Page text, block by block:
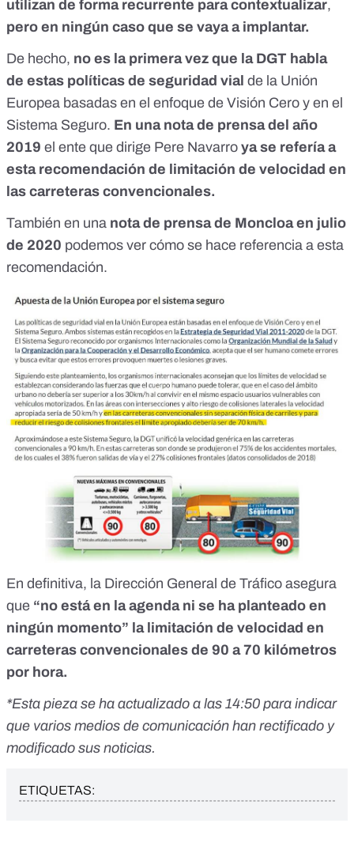
utilizan de forma recurrente para contextualizar,
pero en ningún caso que se vaya a implantar.
De hecho, no es la primera vez que la DGT habla
de estas políticas de seguridad vial de la Unión
Europea basadas en el enfoque de Visión Cero y en el
Sistema Seguro. En una nota de prensa del año
2019 el ente que dirige Pere Navarro ya se refería a
esta recomendación de limitación de velocidad en
las carreteras convencionales.
También en una nota de prensa de Moncloa en julio
de 2020 podemos ver cómo se hace referencia a esta
recomendación.
En definitiva, la Dirección General de Tráfico asegura
que “no está en la agenda ni se ha planteado en
ningún momento” la limitación de velocidad en
carreteras convencionales de 90 a 70 kilómetros
por hora.
*Esta pieza se ha actualizado a las 14:50 para indicar
que varios medios de comunicación han rectificado y
modificado sus noticias.
ETIQUETAS: